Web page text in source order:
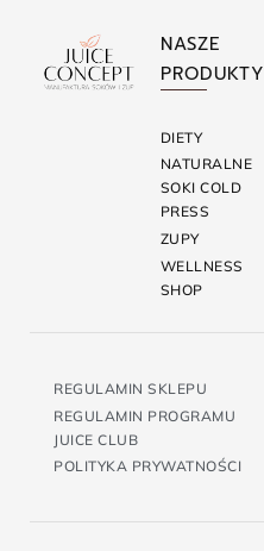
NASZE
PRODUKTY
DIETY
NATURALNE
SOKI COLD
PRESS
ZUPY
WELLNESS
SHOP
REGULAMIN SKLEPU
REGULAMIN PROGRAMU
JUICE CLUB
POLITYKA PRYWATNOŚCI